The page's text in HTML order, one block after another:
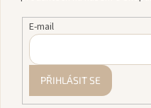
E-mail
PŘIHLÁSIT SE